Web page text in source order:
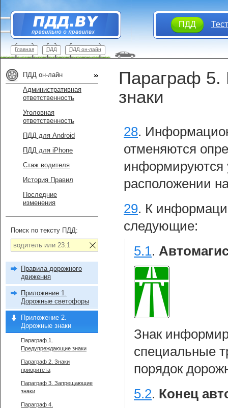
ПДД
Главная ПДД ПДД он-лайн
Параграф 5.
знаки
28.
отменяются
информируются
расположении
29. К
следующие:
5.1.
Знак
специальные
порядок
5.2. Конец
ПДД он-лайн
Административная
ответственность
Уголовная
ответственность
ПДД для Android
ПДД для iPhone
Стаж водителя
История Правил
Последние
изменения
Поиск по тексту ПДД:
Правила дорожного
движения
Приложение 1.
Дорожные светофоры
Приложение 2.
Дорожные знаки
Параграф 1.
Предупреждающие знаки
Параграф 2. Знаки
приоритета
Параграф 3. Запрещающие
знаки
Параграф 4.